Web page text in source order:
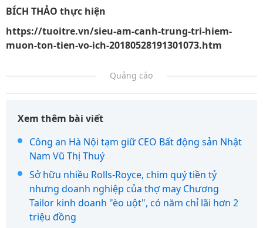
BÍCH THẢO thực hiện
https://tuoitre.vn/sieu-am-canh-trung-tri-hiem-
muon-ton-tien-vo-ich-20180528191301073.htm
Quảng cáo
Xem thêm bài viết
Công an Hà Nội tạm giữ CEO Bất động sản Nhật
Nam Vũ Thị Thuý
Sở hữu nhiều Rolls-Royce, chim quý tiền tỷ
nhưng doanh nghiệp của thợ may Chương
Tailor kinh doanh "èo uột", có năm chỉ lãi hơn 2
triệu đồng